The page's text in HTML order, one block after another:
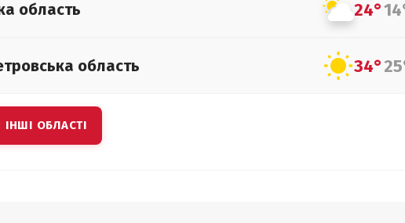
область 24°
область 34°
ОБЛАСТІ